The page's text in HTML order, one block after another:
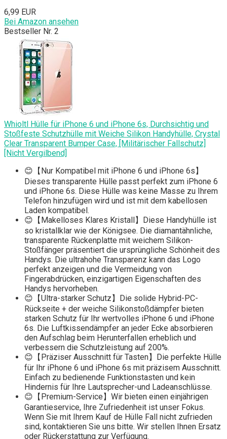
6,99 EUR
Bei Amazon ansehen
Bestseller Nr. 2
Whioltl Hülle für iPhone 6 und iPhone 6s, Durchsichtig und
Stoßfeste Schutzhülle mit Weiche Silikon Handyhülle, Crystal
Clear Transparent Bumper Case, [Militärischer Fallschutz]
[Nicht Vergilbend]
😊【Nur Kompatibel mit iPhone 6 und iPhone 6s】
Dieses transparente Hülle passt perfekt zum iPhone 6
und iPhone 6s. Diese Hülle was keine Masse zu Ihrem
Telefon hinzufügen wird und ist mit dem kabellosen
Laden kompatibel.
😊【Makelloses Klares Kristall】Diese Handyhülle ist
so kristallklar wie der Königsee. Die diamantähnliche,
transparente Rückenplatte mit weichem Silikon-
Stoßfänger präsentiert die ursprüngliche Schönheit des
Handys. Die ultrahohe Transparenz kann das Logo
perfekt anzeigen und die Vermeidung von
Fingerabdrücken, einzigartigen Eigenschaften des
Handys hervorheben.
😊【Ultra-starker Schutz】Die solide Hybrid-PC-
Rückseite + der weiche Silikonstoßdämpfer bieten
starken Schutz für Ihr wertvolles iPhone 6 und iPhone
6s. Die Luftkissendämpfer an jeder Ecke absorbieren
den Aufschlag beim Herunterfallen erheblich und
verbessern die Schutzleistung auf 200%.
😊【Präziser Ausschnitt für Tasten】Die perfekte Hülle
für Ihr iPhone 6 und iPhone 6s mit präzisem Ausschnitt.
Einfach zu bedienende Funktionstasten und kein
Hindernis für Ihre Lautsprecher-und Ladeanschlüsse.
😊【Premium-Service】Wir bieten einen einjährigen
Garantieservice, Ihre Zufriedenheit ist unser Fokus.
Wenn Sie mit Ihrem Kauf de Hülle Fall nicht zufrieden
sind, kontaktieren Sie uns bitte. Wir stellen Ihnen Ersatz
oder Rückerstattung zur Verfügung.